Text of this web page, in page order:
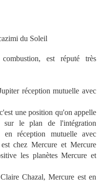
du Soleil
est réputé très
réception mutuelle avec
une position qu'on appelle
le plan de l'intégration
en réception mutuelle avec
chez Mercure et Mercure
les planètes Mercure et
Chazal, Mercure est en